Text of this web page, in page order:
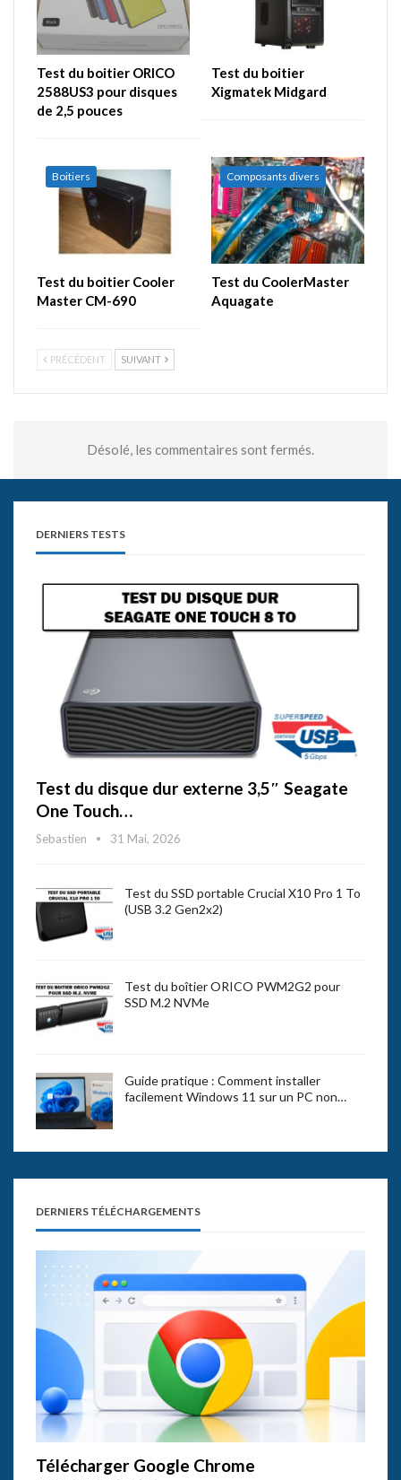
Test du boitier ORICO
2588US3 pour disques
de 2,5 pouces
Test du boitier
Xigmatek Midgard
Boitiers
Test du boitier Cooler
Master CM-690
Composants divers
Test du CoolerMaster
Aquagate
PRÉCÉDENT SUIVANT
Désolé, les commentaires sont fermés.
DERNIERS TESTS
Test du disque dur externe 3,5″ Seagate
One Touch…
Sebastien 31 Mai, 2026
Test du SSD portable Crucial X10 Pro 1 To
(USB 3.2 Gen2x2)
Test du boîtier ORICO PWM2G2 pour
SSD M.2 NVMe
Guide pratique : Comment installer
facilement Windows 11 sur un PC non…
DERNIERS TÉLÉCHARGEMENTS
Télécharger Google Chrome